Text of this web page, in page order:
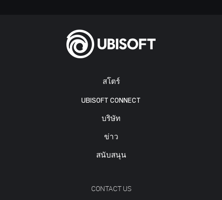
สโตร์
UBISOFT CONNECT
บริษัท
ข่าว
สนับสนุน
CONTACT US